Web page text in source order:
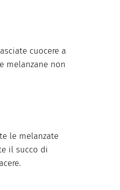
cuocere a
melanzane non
le melanzate
il succo di